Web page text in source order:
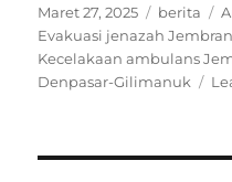
Posted
on
Maret 27, 2025 berita
Evakuasi jenazah
Kecelakaan ambulans
Denpasar-Gilimanuk